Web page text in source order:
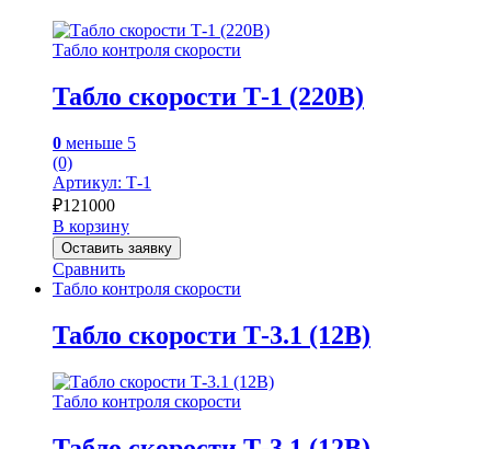
Табло контроля скорости
Табло скорости Т-1 (220В)
0 меньше 5
(0)
Артикул: Т-1
₽121000
В корзину
Оставить заявку
Сравнить
Табло контроля скорости
Табло скорости Т-3.1 (12В)
Табло контроля скорости